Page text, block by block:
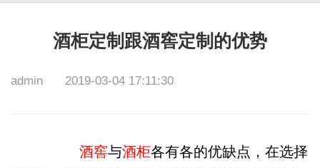
酒柜定制跟酒窖定制的优势
admin 2019-03-04 17:11:30
酒窖与酒柜各有各的优缺点，在选择